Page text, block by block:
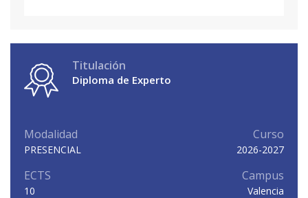
Titulación
Diploma de Experto
Modalidad
PRESENCIAL
Curso
2026-2027
ECTS
10
Campus
Valencia